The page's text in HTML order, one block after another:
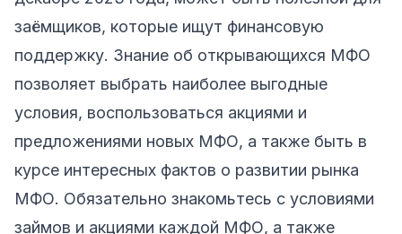
заёмщиков, которые ищут финансовую
поддержку. Знание об открывающихся МФО
позволяет выбрать наиболее выгодные
условия, воспользоваться акциями и
предложениями новых МФО, а также быть в
курсе интересных фактов о развитии рынка
МФО. Обязательно знакомьтесь с условиями
займов и акциями каждой МФО, а также